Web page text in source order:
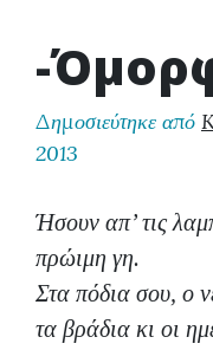
-
Δημοσιεύτηκε από
2013
Ήσουν απ’ τις
πρώιμη γη.
Στα πόδια σου, ο
τα βράδια κι οι